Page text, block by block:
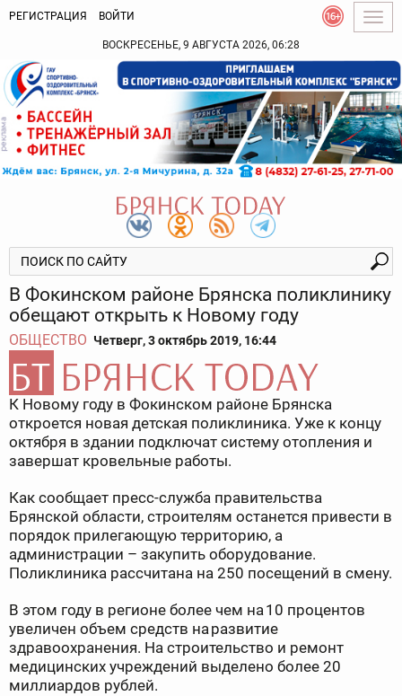
РЕГИСТРАЦИЯ ВОЙТИ
ВОСКРЕСЕНЬЕ, 9 АВГУСТА 2026, 06:28
В Фокинском районе Брянска поликлинику
обещают открыть к Новому году
ОБЩЕСТВО Четверг, 3 октябрь 2019, 16:44
К Новому году в Фокинском районе Брянска
откроется новая детская поликлиника. Уже к концу
октября в здании подключат систему отопления и
завершат кровельные работы.
Как сообщает пресс-служба правительства
Брянской области, строителям останется привести в
порядок прилегающую территорию, а
администрации – закупить оборудование.
Поликлиника рассчитана на 250 посещений в смену.
В этом году в регионе более чем на 10 процентов
увеличен объем средств на развитие
здравоохранения. На строительство и ремонт
медицинских учреждений выделено более 20
миллиардов рублей.